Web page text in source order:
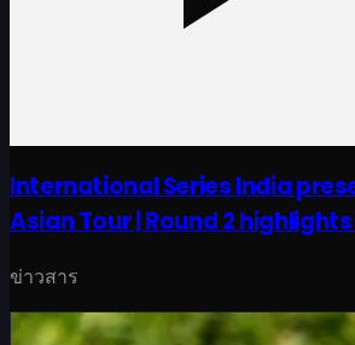
International Series India
Asian Tour | Round 2 highlights
ข่าวสาร